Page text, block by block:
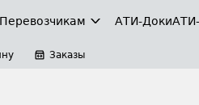
Перевозчикам АТИ-Доки
Заказы